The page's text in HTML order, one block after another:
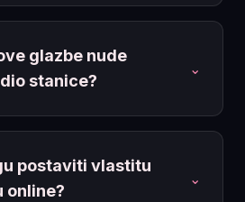
glazbe nude
stanice?
⌄
postaviti vlastitu
online?
⌄